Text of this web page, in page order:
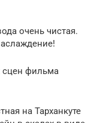
очень чистая.
сцен фильма
на Тарханкуте